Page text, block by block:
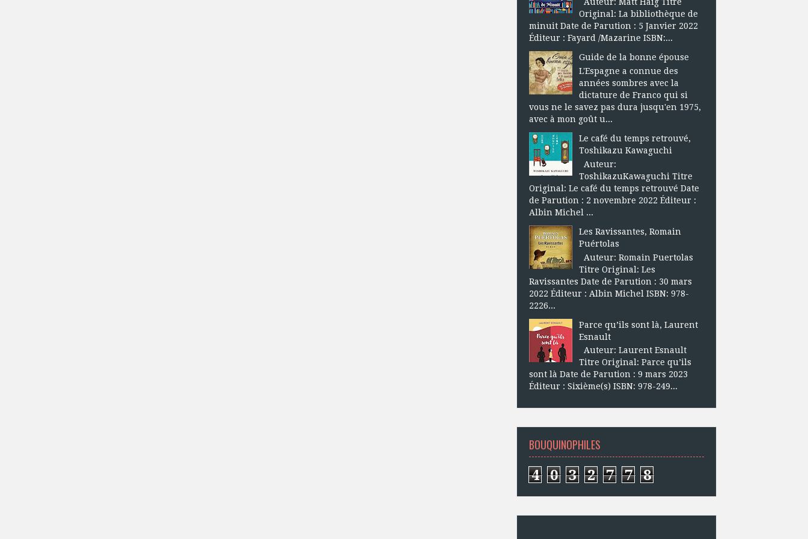
Original: La bibliothèque de
minuit Date de Parution : 5 Janvier 2022
Éditeur : Fayard /Mazarine ISBN:...
Guide de la bonne épouse
L'Espagne a connue des
années sombres avec la
dictature de Franco qui si
vous ne le savez pas dura jusqu'en 1975,
avec à mon goût u...
Le café du temps retrouvé,
Toshikazu Kawaguchi
Auteur:
ToshikazuKawaguchi Titre
Original: Le café du temps retrouvé Date
de Parution : 2 novembre 2022 Éditeur :
Albin Michel ...
Les Ravissantes, Romain
Puértolas
Auteur: Romain Puertolas
Titre Original: Les
Ravissantes Date de Parution : 30 mars
2022 Éditeur : Albin Michel ISBN: 978-
2226...
Parce qu’ils sont là, Laurent
Esnault
Auteur: Laurent Esnault
Titre Original: Parce qu’ils
sont là Date de Parution : 9 mars 2023
Éditeur : Sixième(s) ISBN: 978-249...
BOUQUINOPHILES
4 0 3 2 7 7 8